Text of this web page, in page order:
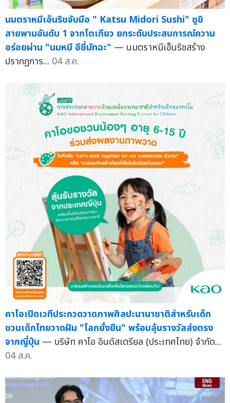
นมตราหมีเอ็นริชจับมือ " Katsu Midori Sushi" ซูชิ
สายพานอันดับ 1 จากโตเกียว ยกระดับประสบการณ์ความ
อร่อยผ่าน "นมหมี อีซี่มัทฉะ" — นมตราหมีเอ็นริชสร้าง
ปรากฏการ... 04 ส.ค.
คาโอเปิดเวทีประกวดวาดภาพศิลปะนานาชาติสำหรับเด็ก
ชวนเด็กไทยวาดฝัน "โลกยั่งยืน" พร้อมลุ้นรางวัลส่งตรง
จากญี่ปุ่น — บริษัท คาโอ อินดัสเตรียล (ประเทศไทย) จำกัด...
04 ส.ค.